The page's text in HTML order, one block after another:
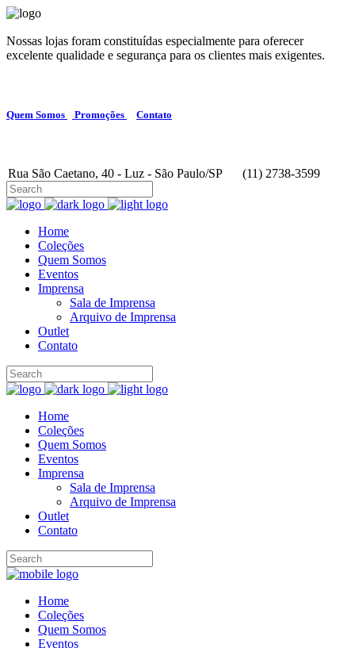
Nossas lojas foram constituídas especialmente para oferecer
excelente qualidade e segurança para os clientes mais exigentes.
Quem Somos Promoções Contato
Rua São Caetano, 40 - Luz - São Paulo/SP (11) 2738-3599
Home
Coleções
Quem Somos
Eventos
Imprensa
Sala de Imprensa
Arquivo de Imprensa
Outlet
Contato
Home
Coleções
Quem Somos
Eventos
Imprensa
Sala de Imprensa
Arquivo de Imprensa
Outlet
Contato
Home
Coleções
Quem Somos
Eventos